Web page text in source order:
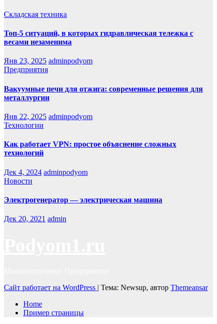
Складская техника
Топ-5 ситуаций, в которых гидравлическая тележка с
весами незаменима
Янв 23, 2025 adminpodyom
Предприятия
Вакуумные печи для отжига: современные решения для
металлургии
Янв 22, 2025 adminpodyom
Технологии
Как работает VPN: простое объяснение сложных
технологий
Дек 4, 2024 adminpodyom
Новости
Электрогенератор — электрическая машина
Дек 20, 2021 admin
Сайт работает на WordPress | Тема: Newsup, автор Themeansar
Home
Пример страницы